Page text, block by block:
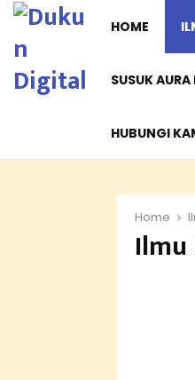
HOME
SUSUK
HUBUNGI
Home
Ilmu